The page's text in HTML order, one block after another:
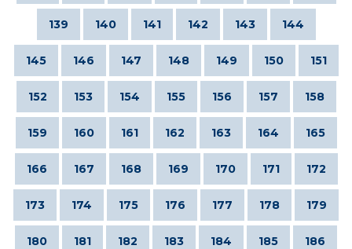
139 140 141 142 143 144
145 146 147 148 149 150 151
152 153 154 155 156 157 158
159 160 161 162 163 164 165
166 167 168 169 170 171 172
173 174 175 176 177 178 179
180 181 182 183 184 185 186